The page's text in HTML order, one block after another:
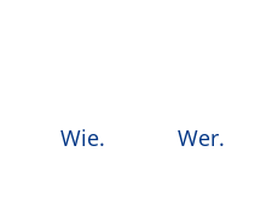
Wie. Wer.